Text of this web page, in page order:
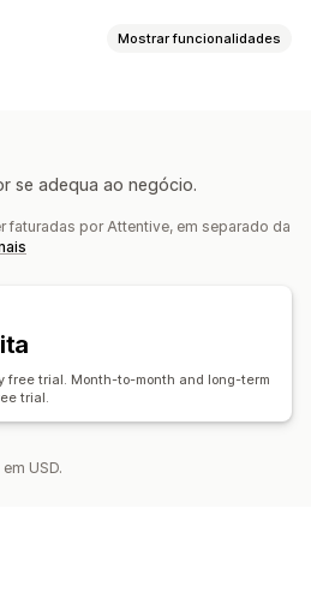
de e-mails
Mostrar funcionalidades
real
trabalho
se adequa ao negócio.
faturadas por Attentive, em separado da
free trial. Month-to-month and long-term
trial.
USD.